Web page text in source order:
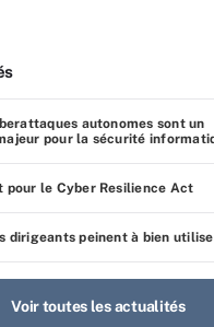
autonomes sont un
pour la sécurité
pour le Cyber Resilience Act
dirigeants peinent à bien
Voir toutes les actualités